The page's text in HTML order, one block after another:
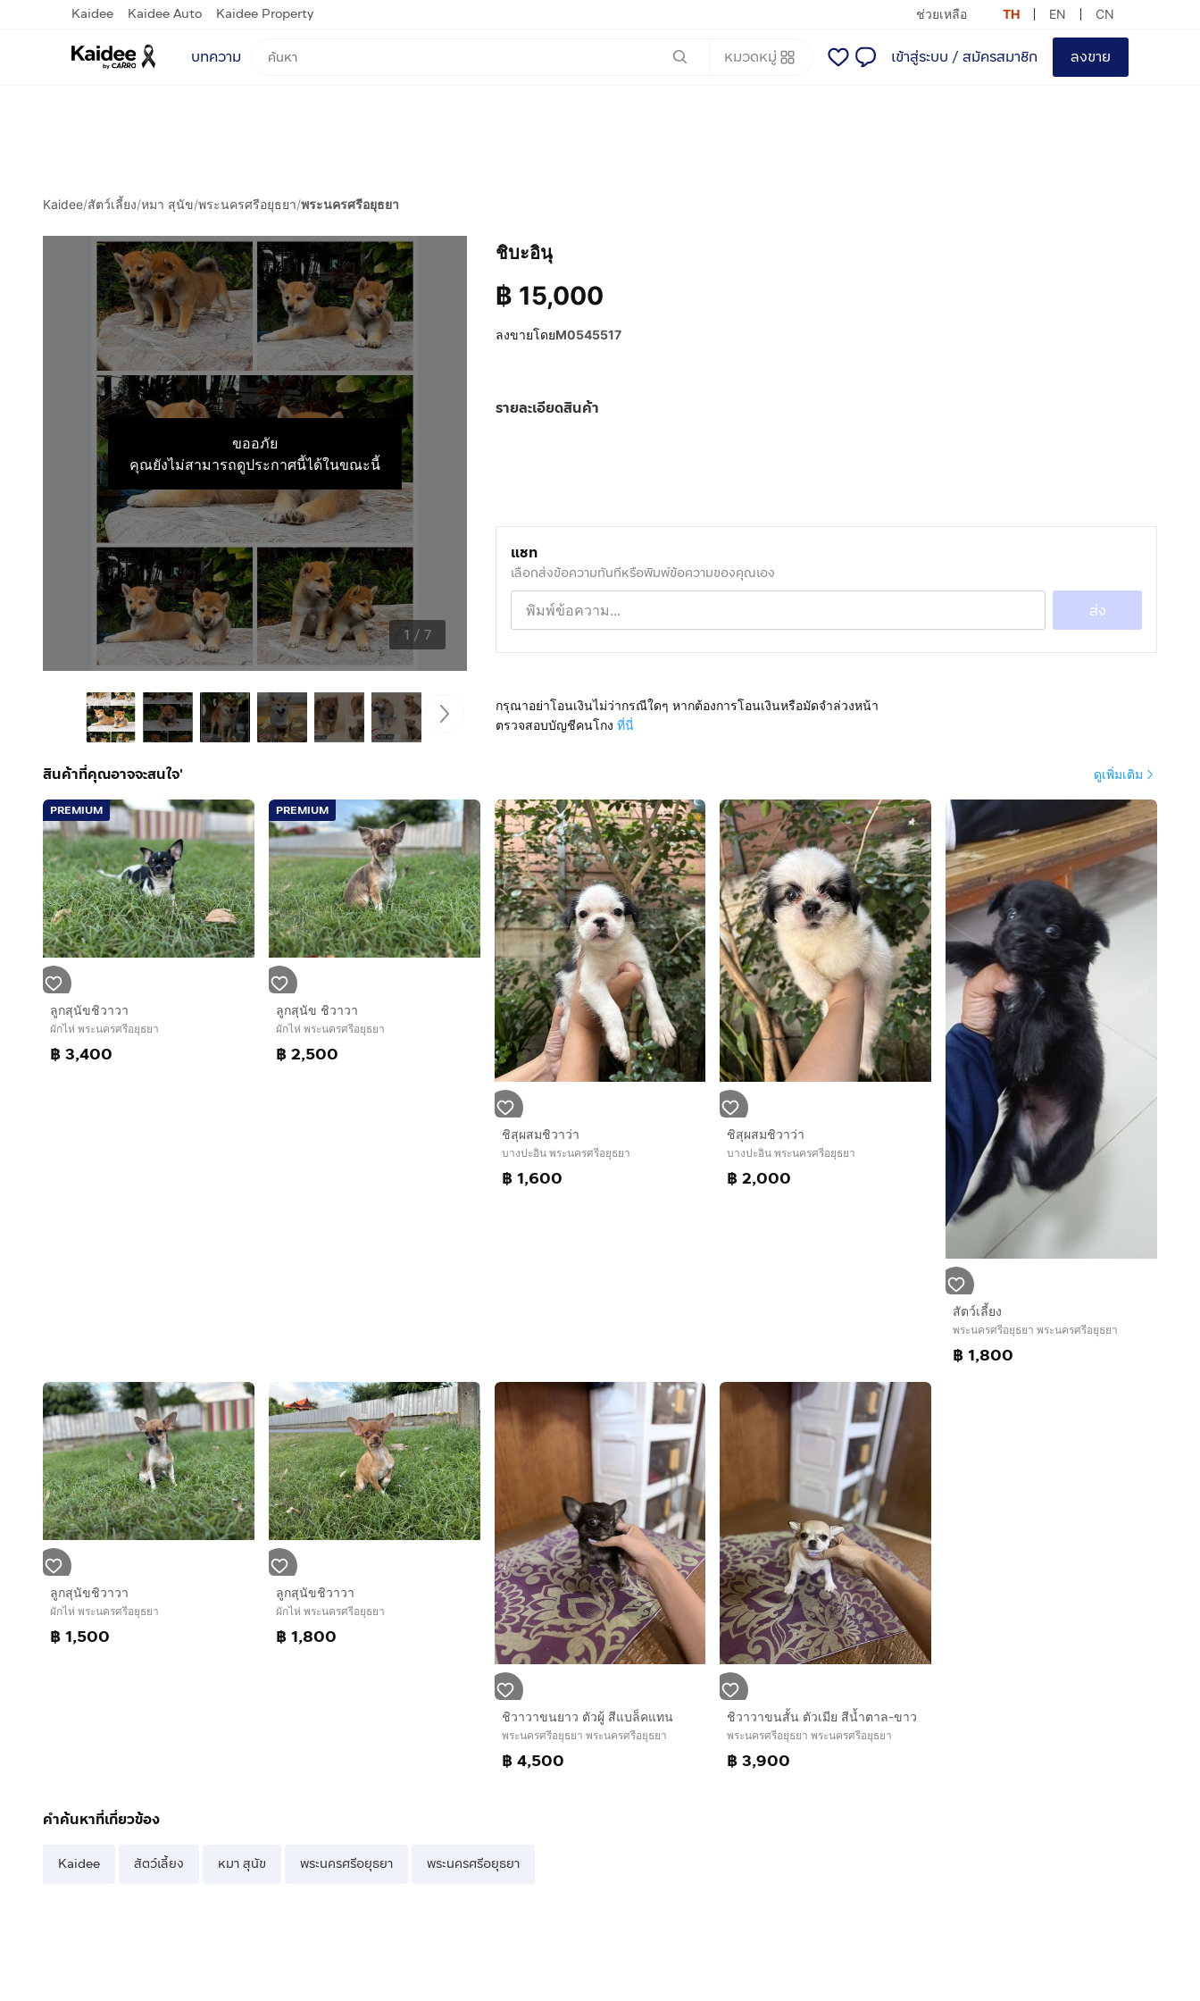
Kaidee Kaidee Auto Kaidee Property ช่วยเหลือ TH EN CN
บทความ หมวดหมู่ เข้าสู่ระบบ / สมัครสมาชิก ลงขาย
Kaidee/สัตว์เลี้ยง/หมา สุนัข/พระนครศรีอยุธยา/พระนครศรีอยุธยา
ขออภัย
คุณยังไม่สามารถดูประกาศนี้ได้ในขณะนี้
1 / 7
ชิบะอินุ
฿ 15,000
ลงขายโดยM0545517
รายละเอียดสินค้า
แชท
เลือกส่งข้อความทันทีหรือพิมพ์ข้อความของคุณเอง
ส่ง
กรุณาอย่าโอนเงินไม่ว่ากรณีใดๆ หากต้องการโอนเงินหรือมัดจำล่วงหน้า
ตรวจสอบบัญชีคนโกง ที่นี่
สินค้าที่คุณอาจจะสนใจ' ดูเพิ่มเติม
PREMIUM
ลูกสุนัขชิวาวา
ผักไห่ พระนครศรีอยุธยา
฿ 3,400
PREMIUM
ลูกสุนัข ชิวาวา
ผักไห่ พระนครศรีอยุธยา
฿ 2,500
ชิสุผสมชิวาว่า
บางปะอิน พระนครศรีอยุธยา
฿ 1,600
ชิสุผสมชิวาว่า
บางปะอิน พระนครศรีอยุธยา
฿ 2,000
สัตว์เลี้ยง
พระนครศรีอยุธยา พระนครศรีอยุธยา
฿ 1,800
ลูกสุนัขชิวาวา
ผักไห่ พระนครศรีอยุธยา
฿ 1,500
ลูกสุนัขชิวาวา
ผักไห่ พระนครศรีอยุธยา
฿ 1,800
ชิวาวาขนยาว ตัวผู้ สีแบล็คแทน
พระนครศรีอยุธยา พระนครศรีอยุธยา
฿ 4,500
ชิวาวาขนสั้น ตัวเมีย สีน้ำตาล-ขาว
พระนครศรีอยุธยา พระนครศรีอยุธยา
฿ 3,900
คำค้นหาที่เกี่ยวข้อง
Kaidee สัตว์เลี้ยง หมา สุนัข พระนครศรีอยุธยา พระนครศรีอยุธยา